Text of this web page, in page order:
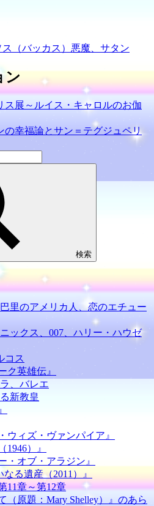
)
（バッカス） 悪魔、サタン
ン
ス展～ルイス・キャロルのお伽
の幸福論とサン＝テグジュペリ
検索
里のアメリカ人、恋のエチュー
ックス、007、ハリー・ハウゼ
コス
ク英雄伝』
、バレエ
新教皇
ウィズ・ヴァンパイア』
）』
・オブ・アラジン』
る遺産（2011）』
11章～第12章
（原題：Mary Shelley）』のあら